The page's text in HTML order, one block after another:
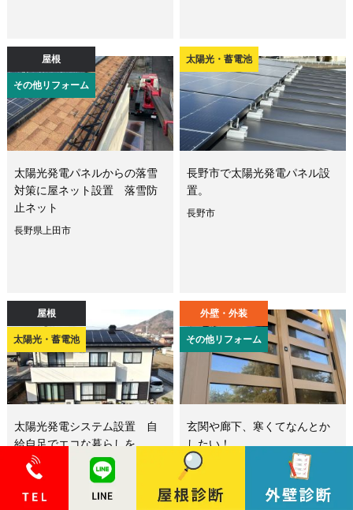
屋根
その他リフォーム
太陽光発電パネルからの落雪
対策に屋ネット設置 落雪防
止ネット
長野県上田市
太陽光・蓄電池
長野市で太陽光発電パネル設
置。
長野市
屋根
太陽光・蓄電池
太陽光発電システム設置 自
給自足でエコな暮らしを
長野県千曲市
外壁・外装
その他リフォーム
玄関や廊下、寒くてなんとか
したい！
上田市